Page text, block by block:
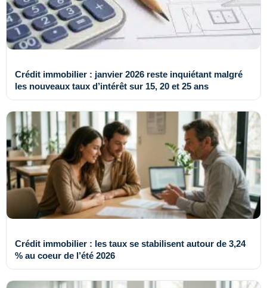
Crédit immobilier : janvier 2026 reste inquiétant malgré
les nouveaux taux d’intérêt sur 15, 20 et 25 ans
Crédit immobilier : les taux se stabilisent autour de 3,24
% au coeur de l’été 2026